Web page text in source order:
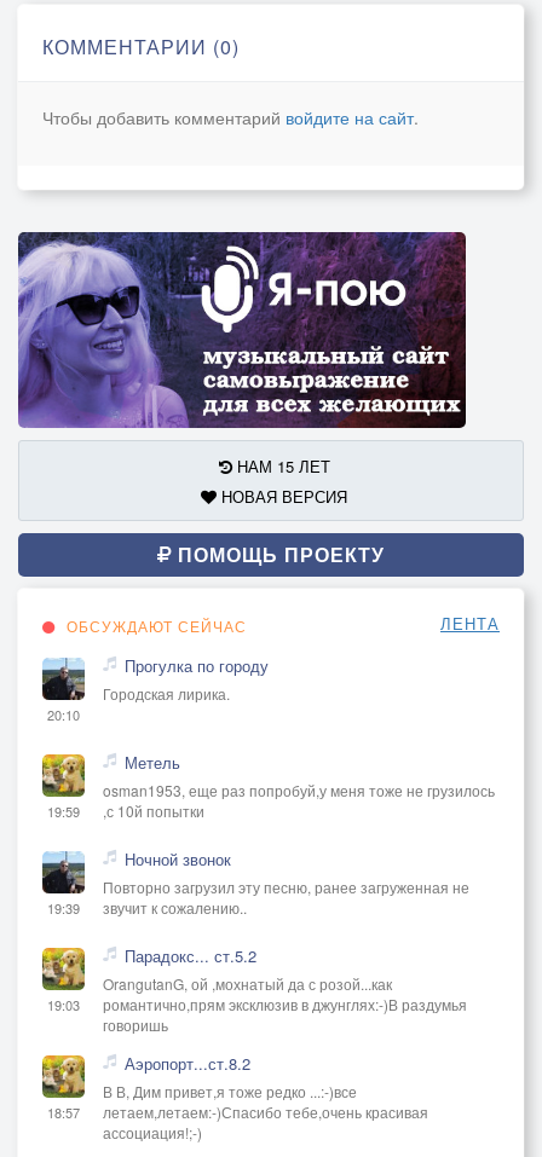
КОММЕНТАРИИ (0)
Чтобы добавить комментарий войдите на сайт.
НАМ 15 ЛЕТ
НОВАЯ ВЕРСИЯ
ПОМОЩЬ ПРОЕКТУ
ОБСУЖДАЮТ СЕЙЧАС ЛЕНТА
20:10
Прогулка по городу
Городская лирика.
19:59
Метель
osman1953, еще раз попробуй,у меня тоже не грузилось
,с 10й попытки
19:39
Ночной звонок
Повторно загрузил эту песню, ранее загруженная не
звучит к сожалению..
19:03
Парадокс... ст.5.2
OrangutanG, ой ,мохнатый да с розой...как
романтично,прям эксклюзив в джунглях:-)В раздумья
говоришь
18:57
Аэропорт...ст.8.2
В В, Дим привет,я тоже редко ...:-)все
летаем,летаем:-)Спасибо тебе,очень красивая
ассоциация!;-)